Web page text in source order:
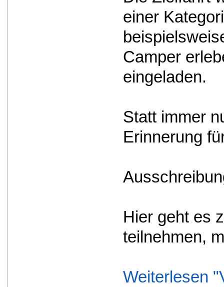
einer
Camper
eingeladen.
Statt immer
Erinnerung
Hier geht es
teilnehmen,
Weiterlesen